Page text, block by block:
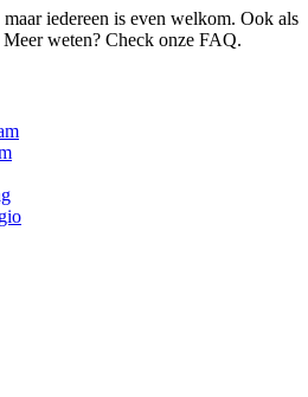
iedereen is even welkom. Ook als
weten? Check onze FAQ.